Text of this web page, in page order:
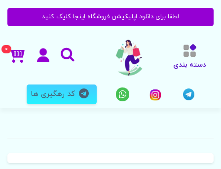
لطفا برای دانلود اپلیکیشن فروشگاه اینجا کلیک کنید
دسته بندی
0
کد رهگیری ها